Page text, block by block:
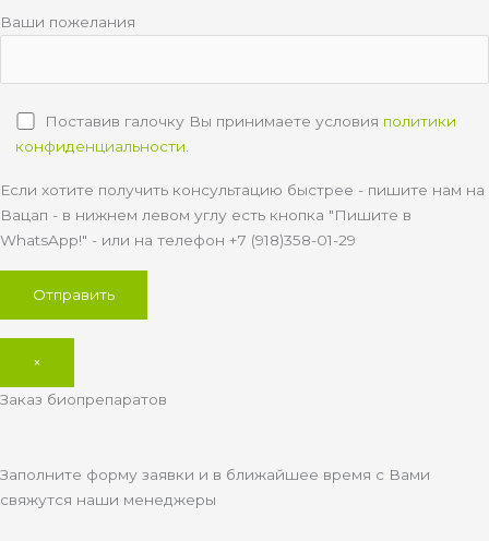
Ваши пожелания
Поставив галочку Вы принимаете условия политики
конфиденциальности.
Если хотите получить консультацию быстрее - пишите нам на
Вацап - в нижнем левом углу есть кнопка "Пишите в
WhatsApp!" - или на телефон +7 (918)358-01-29
×
Заказ биопрепаратов
Заполните форму заявки и в ближайшее время с Вами
свяжутся наши менеджеры